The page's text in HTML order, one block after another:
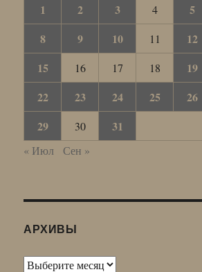
1
2 3 4 5
8
9 10 11 12
15
16 17 18 19
22
23 24 25 26
29
30 31
« Июл Сен »
АРХИВЫ
Архивы